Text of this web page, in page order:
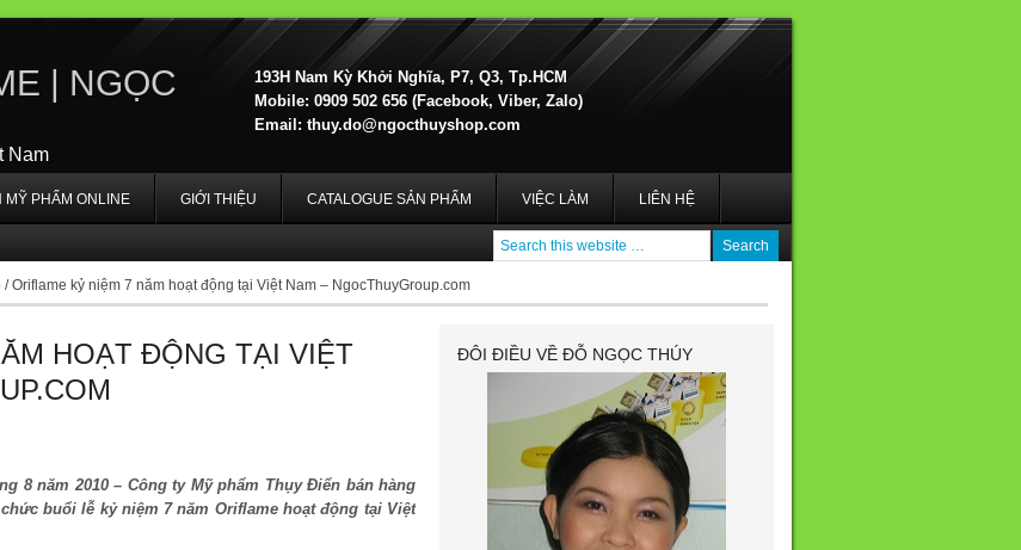
| NGỌC
Nam
193H Nam Kỳ Khởi Nghĩa, P7, Q3, Tp.HCM
Mobile: 0909 502 656 (Facebook, Viber, Zalo)
Email: thuy.do@ngocthuyshop.com
MỸ PHẨM ONLINE GIỚI THIỆU CATALOGUE SẢN PHẨM VIỆC LÀM LIÊN HỆ
/Oriflame kỷ niệm 7 năm hoạt động tại Việt Nam – NgocThuyGroup.com
HOẠT ĐỘNG TẠI VIỆT
8 năm 2010 – Công ty Mỹ phẩm Thụy Điển bán hàng
buổi lễ kỷ niệm 7 năm Oriflame hoạt động tại Việt
ĐÔI ĐIỀU VỀ ĐỖ NGỌC THÚY